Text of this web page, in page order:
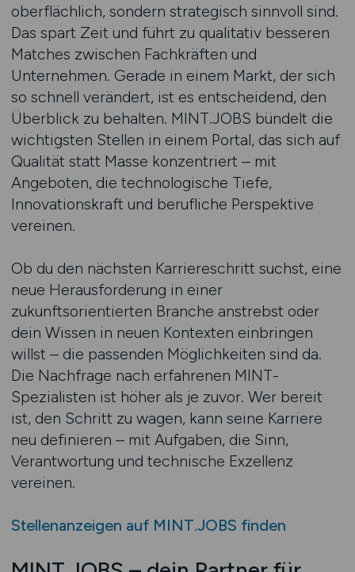
oberflächlich, sondern strategisch sinnvoll sind.
Das spart Zeit und führt zu qualitativ besseren
Matches zwischen Fachkräften und
Unternehmen. Gerade in einem Markt, der sich
so schnell verändert, ist es entscheidend, den
Überblick zu behalten. MINT.JOBS bündelt die
wichtigsten Stellen in einem Portal, das sich auf
Qualität statt Masse konzentriert – mit
Angeboten, die technologische Tiefe,
Innovationskraft und berufliche Perspektive
vereinen.
Ob du den nächsten Karriereschritt suchst, eine
neue Herausforderung in einer
zukunftsorientierten Branche anstrebst oder
dein Wissen in neuen Kontexten einbringen
willst – die passenden Möglichkeiten sind da.
Die Nachfrage nach erfahrenen MINT-
Spezialisten ist höher als je zuvor. Wer bereit
ist, den Schritt zu wagen, kann seine Karriere
neu definieren – mit Aufgaben, die Sinn,
Verantwortung und technische Exzellenz
vereinen.
Stellenanzeigen auf MINT.JOBS finden